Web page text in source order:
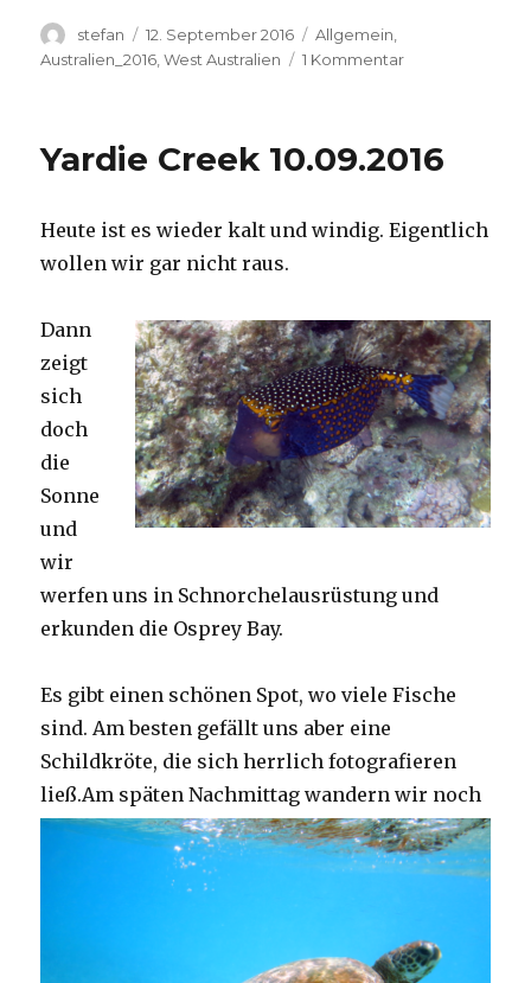
Autor
stefan
Veröffentlicht
am
12. September 2016 Kategorien
Allgemein
Australien_2016 ,West Australien 1 Kommentarzu
Yardie Creek 10.09.2016
Heute ist es wieder kalt und windig. Eigentlich
wollen wir gar nicht raus.
Dann
zeigt
sich
doch
die
Sonne
und
wir
werfen uns in Schnorchelausrüstung und
erkunden die Osprey Bay.
Es gibt einen schönen Spot, wo viele Fische
sind. Am besten gefällt uns aber eine
Schildkröte, die sich herrlich fotografieren
ließ.Am späten Nachmittag wandern wir noch